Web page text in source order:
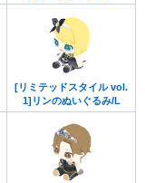
[リミテッドスタイル vol.
1]リンのぬいぐるみ/L